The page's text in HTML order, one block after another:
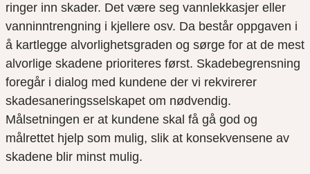
ringer inn skader. Det være seg vannlekkasjer eller
vanninntrengning i kjellere osv. Da består oppgaven i
å kartlegge alvorlighetsgraden og sørge for at de mest
alvorlige skadene prioriteres først. Skadebegrensning
foregår i dialog med kundene der vi rekvirerer
skadesaneringsselskapet om nødvendig.
Målsetningen er at kundene skal få gå god og
målrettet hjelp som mulig, slik at konsekvensene av
skadene blir minst mulig.